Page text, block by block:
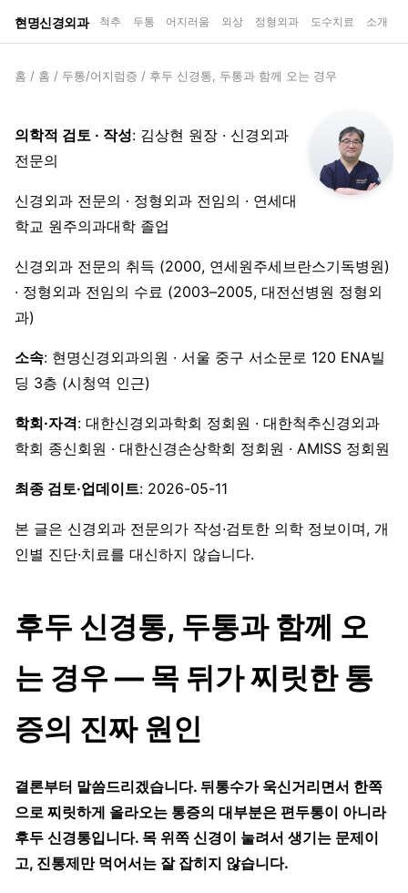
현명신경외과 척추 두통 어지러움 외상 정형외과 도수치료 소개
홈 / 홈 / 두통/어지럼증 / 후두 신경통, 두통과 함께 오는 경우
의학적 검토 · 작성: 김상현 원장 · 신경외과
전문의
신경외과 전문의 · 정형외과 전임의 · 연세대
학교 원주의과대학 졸업
신경외과 전문의 취득 (2000, 연세원주세브란스기독병원)
· 정형외과 전임의 수료 (2003–2005, 대전선병원 정형외
과)
소속: 현명신경외과의원 · 서울 중구 서소문로 120 ENA빌
딩 3층 (시청역 인근)
학회·자격: 대한신경외과학회 정회원 · 대한척추신경외과
학회 종신회원 · 대한신경손상학회 정회원 · AMISS 정회원
최종 검토·업데이트: 2026-05-11
본 글은 신경외과 전문의가 작성·검토한 의학 정보이며, 개
인별 진단·치료를 대신하지 않습니다.
후두 신경통, 두통과 함께 오
는 경우 — 목 뒤가 찌릿한 통
증의 진짜 원인
결론부터 말씀드리겠습니다. 뒤통수가 욱신거리면서 한쪽
으로 찌릿하게 올라오는 통증의 대부분은 편두통이 아니라
후두 신경통입니다. 목 위쪽 신경이 눌려서 생기는 문제이
고, 진통제만 먹어서는 잘 잡히지 않습니다.